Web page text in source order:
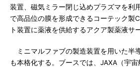
装置、磁気ミラー閉じ込めプラズマを
で高品位の膜を形成できるコーテック製
ト装置に薬液を供給するアクア製薬液サ
ミニマルファブの製造装置を用いた半
も本格化する。ブースでは、JAXA（宇